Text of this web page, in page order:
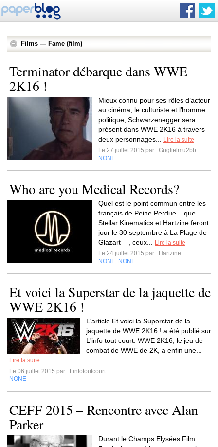
Films — Fame (film)
Terminator débarque dans WWE
Mieux connu pour ses rôles d’acteur
au cinéma, le culturiste et l’homme
politique, Schwarzenegger sera
présent dans WWE 2K16 à travers
deux personnages...
Lire la suite
Le 27 juillet 2015 par
Guglielmu2bb
NONE
Who are you Medical Records?
Quel est le point commun entre les
français de Peine Perdue – que
Stellar Kinematics et Hartzine feront
jour le 30 septembre à La Plage de
Glazart – , ceux...
Lire la suite
Le 24 juillet 2015 par
Hartzine
NONE NONE
Et voici la Superstar de la jaquette de
WWE 2K16 !
L'article Et voici la Superstar de la
jaquette de WWE 2K16 ! a été publié sur
L'info tout court. WWE 2K16, le jeu de
combat de WWE de 2K, a enfin une...
Lire la suite
Le 06 juillet 2015 par
Linfotoutcourt
NONE
CEFF 2015 – Rencontre avec Alan
Parker
Durant le Champs Elysées Film